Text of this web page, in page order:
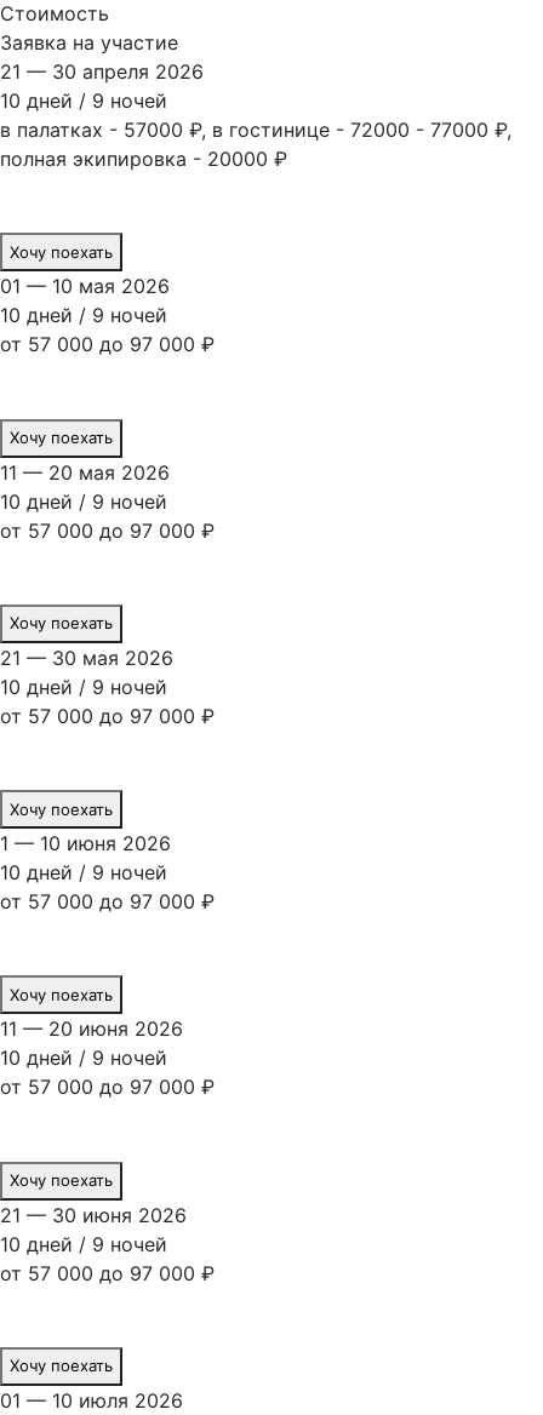
Стоимость
Заявка на участие
21 — 30 апреля 2026
10 дней / 9 ночей
в палатках - 57000 ₽, в гостинице - 72000 - 77000 ₽,
полная экипировка - 20000 ₽
Хочу поехать
01 — 10 мая 2026
10 дней / 9 ночей
от 57 000 до 97 000 ₽
Хочу поехать
11 — 20 мая 2026
10 дней / 9 ночей
от 57 000 до 97 000 ₽
Хочу поехать
21 — 30 мая 2026
10 дней / 9 ночей
от 57 000 до 97 000 ₽
Хочу поехать
1 — 10 июня 2026
10 дней / 9 ночей
от 57 000 до 97 000 ₽
Хочу поехать
11 — 20 июня 2026
10 дней / 9 ночей
от 57 000 до 97 000 ₽
Хочу поехать
21 — 30 июня 2026
10 дней / 9 ночей
от 57 000 до 97 000 ₽
Хочу поехать
01 — 10 июля 2026